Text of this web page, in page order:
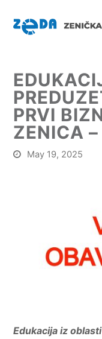
PRVI
ZENICA
May 19, 2025
Edukacija iz